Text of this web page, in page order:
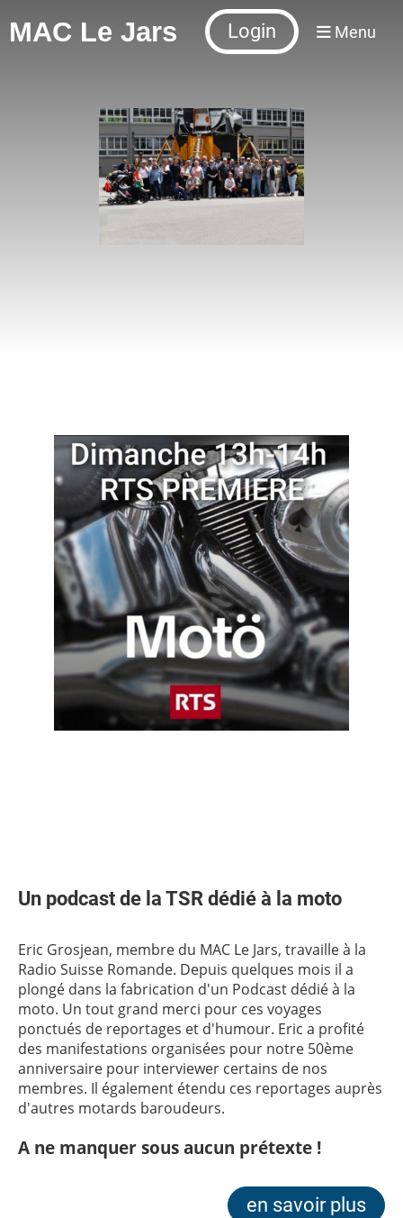
MAC Le Jars Login Menu
Un podcast de la TSR dédié à la moto
Eric Grosjean, membre du MAC Le Jars, travaille à la
Radio Suisse Romande. Depuis quelques mois il a
plongé dans la fabrication d'un Podcast dédié à la
moto. Un tout grand merci pour ces voyages
ponctués de reportages et d'humour. Eric a profité
des manifestations organisées pour notre 50ème
anniversaire pour interviewer certains de nos
membres. Il également étendu ces reportages auprès
d'autres motards baroudeurs.
A ne manquer sous aucun prétexte !
en savoir plus